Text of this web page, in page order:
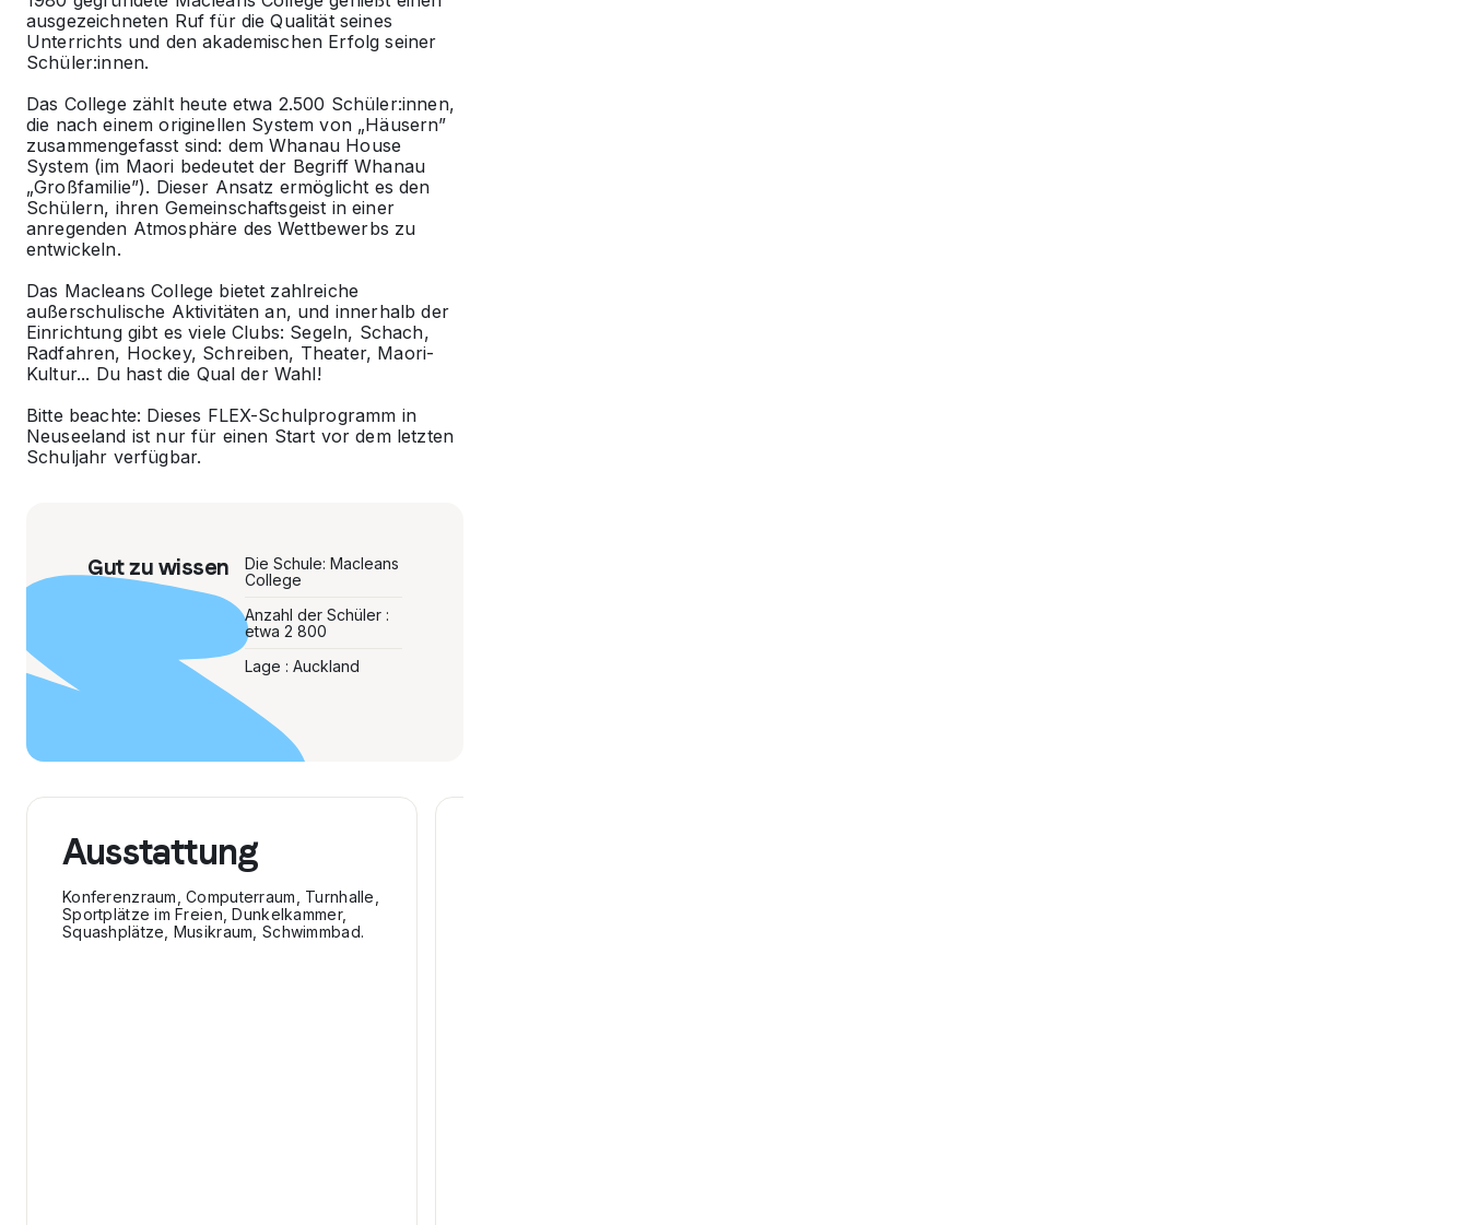
ausgezeichneten Ruf für die Qualität seines
Unterrichts und den akademischen Erfolg seiner
Schüler:innen.
Das College zählt heute etwa 2.500 Schüler:innen,
die nach einem originellen System von „Häusern”
zusammengefasst sind: demWhanau House
System(im Maori bedeutet der Begriff Whanau
„Großfamilie”). Dieser Ansatz ermöglicht es den
Schülern, ihren Gemeinschaftsgeist in einer
anregenden Atmosphäre des Wettbewerbs zu
entwickeln.
Das Macleans College bietet zahlreiche
außerschulische Aktivitäten an, und innerhalb der
Einrichtung gibt es viele Clubs: Segeln, Schach,
Radfahren, Hockey, Schreiben, Theater, Maori-
Kultur... Du hast die Qual der Wahl!
Bitte beachte: Dieses FLEX-Schulprogramm in
Neuseeland ist nur für einen Start vor dem letzten
Schuljahr verfügbar.
Gut zu wissen
Die Schule: Macleans
College
Anzahl der Schüler :
etwa 2 800
Lage : Auckland
Ausstattung
Konferenzraum, Computerraum, Turnhalle,
Sportplätze im Freien, Dunkelkammer,
Squashplätze, Musikraum, Schwimmbad.